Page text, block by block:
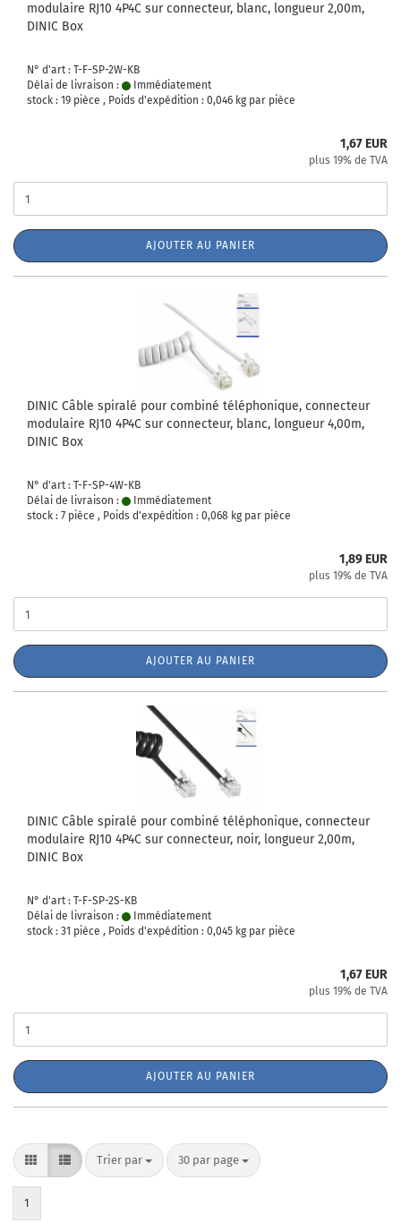
modulaire RJ10 4P4C sur connecteur, blanc, longueur 2,00m,
DINIC Box
N° d'art : T-F-SP-2W-KB
Délai de livraison :
Immédiatement
stock : 19 pièce , Poids d'expédition : 0,046 kg par pièce
1,67 EUR
plus 19% de TVA
AJOUTER AU PANIER
DINIC Câble spiralé pour combiné téléphonique, connecteur
modulaire RJ10 4P4C sur connecteur, blanc, longueur 4,00m,
DINIC Box
N° d'art : T-F-SP-4W-KB
Délai de livraison :
Immédiatement
stock : 7 pièce , Poids d'expédition : 0,068 kg par pièce
1,89 EUR
plus 19% de TVA
AJOUTER AU PANIER
DINIC Câble spiralé pour combiné téléphonique, connecteur
modulaire RJ10 4P4C sur connecteur, noir, longueur 2,00m,
DINIC Box
N° d'art : T-F-SP-2S-KB
Délai de livraison :
Immédiatement
stock : 31 pièce , Poids d'expédition : 0,045 kg par pièce
1,67 EUR
plus 19% de TVA
AJOUTER AU PANIER
Trier par
Trier par 30 par page
par page
1